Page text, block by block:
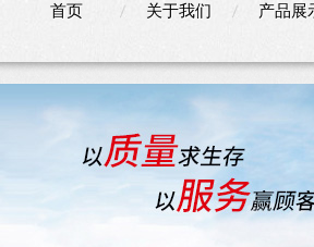
首页 关于我们 产品展